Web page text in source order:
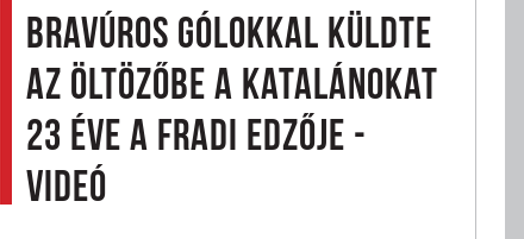
bravúros gólokkal küldte
az öltözőbe a katalánokat
23 éve a Fradi edzője -
videó